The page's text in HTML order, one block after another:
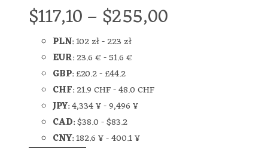
$117,10–$255,00
PLN:102 zł-223 zł
EUR:23.6 €-51.6 €
GBP:£20.2-£44.2
CHF:21.9 CHF-48.0 CHF
JPY:4,334 ¥-9,496 ¥
CAD:$38.0-$83.2
CNY:182.6 ¥-400.1 ¥